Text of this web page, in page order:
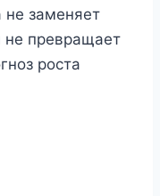
не заменяет
не превращает
роста